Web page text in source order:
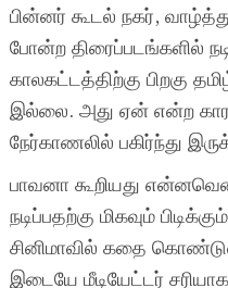
பின்னர் கூடல் நகர்,
போன்ற திரைப்படங்களில்
காலகட்டத்திற்கு பிறகு
இல்லை. அது ஏன் என்ற
நேர்காணலில் பகிர்ந்து
பாவனா கூறியது
நடிப்பதற்கு மிகவும்
சினிமாவில் கதை
இடையே மீடியேட்டர்